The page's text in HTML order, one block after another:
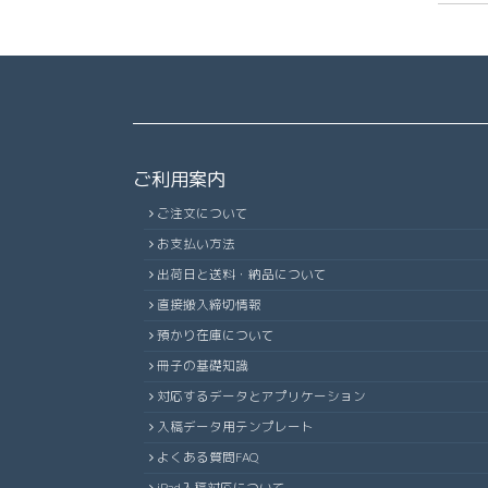
ご利用案内
ご注文について
お支払い方法
出荷日と送料・納品について
直接搬入締切情報
預かり在庫について
冊子の基礎知識
対応するデータとアプリケーション
入稿データ用テンプレート
よくある質問FAQ